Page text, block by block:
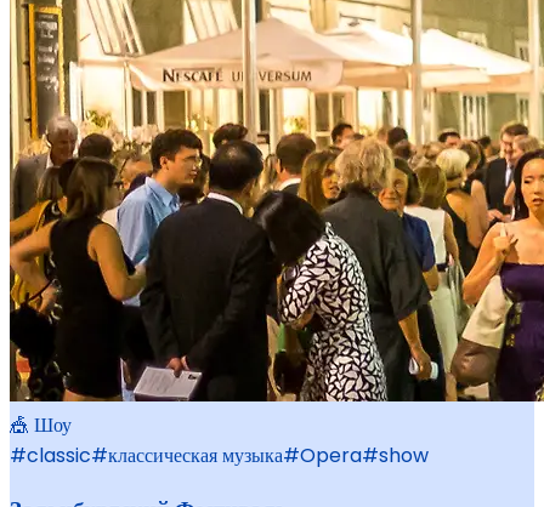
🎪 Шоу
#classic#классическая музыка#Opera#show